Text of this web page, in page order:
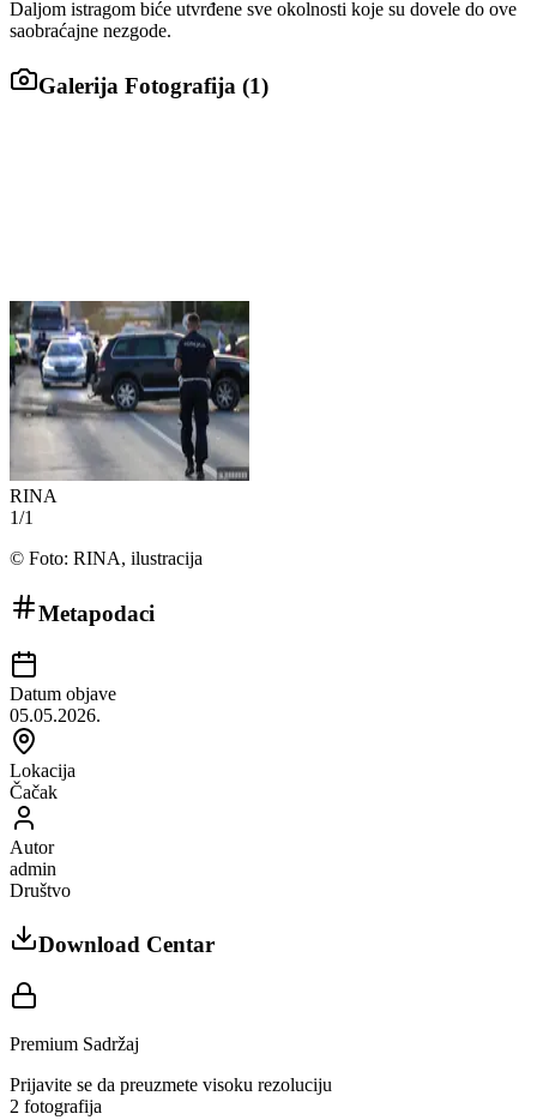
Daljom istragom biće utvrđene sve okolnosti koje su dovele do ove
saobraćajne nezgode.
Galerija Fotografija (1)
RINA
1/1
© Foto: RINA, ilustracija
Metapodaci
Datum objave
05.05.2026.
Lokacija
Čačak
Autor
admin
Društvo
Download Centar
Premium Sadržaj
Prijavite se da preuzmete visoku rezoluciju
2 fotografija